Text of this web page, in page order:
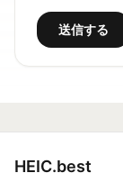
送信する
HEIC.best